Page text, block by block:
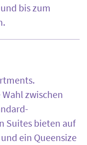
bis zum
zwischen
Suites bieten auf
ein Queensize